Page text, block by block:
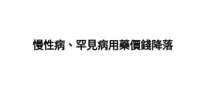
慢性病、罕見病用藥價錢降落